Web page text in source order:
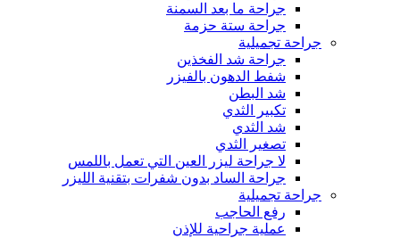
جراحة ما بعد السمنة
جراحة ستة حزمة
جراحة تجميلية
جراحة شد الفخذين
شفط الدهون بالفيزر
شد البطن
تكبير الثدي
شد الثدي
تصغير الثدي
لا جراحة ليزر العين التي تعمل باللمس
جراحة الساد بدون شفرات بتقنية الليزر
جراحة تجميلية
رفع الحاجب
عملية جراحية للإذن